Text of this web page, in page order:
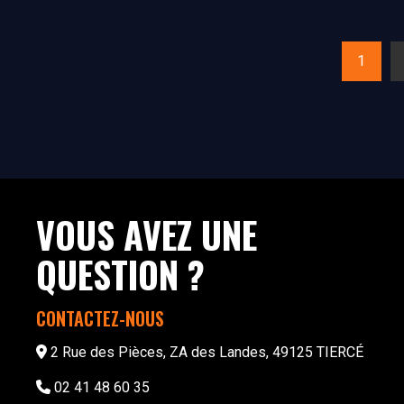
1
VOUS AVEZ UNE
QUESTION ?
CONTACTEZ-NOUS
2 Rue des Pièces, ZA des Landes, 49125 TIERCÉ
02 41 48 60 35